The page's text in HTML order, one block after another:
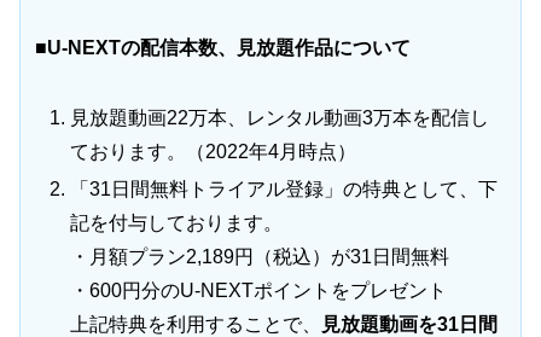
■U-NEXTの配信本数、見放題作品について
見放題動画22万本、レンタル動画3万本を配信し
ております。（2022年4月時点）
「31日間無料トライアル登録」の特典として、下
記を付与しております。
・月額プラン2,189円（税込）が31日間無料
・600円分のU-NEXTポイントをプレゼント
上記特典を利用することで、
見放題動画を31日間